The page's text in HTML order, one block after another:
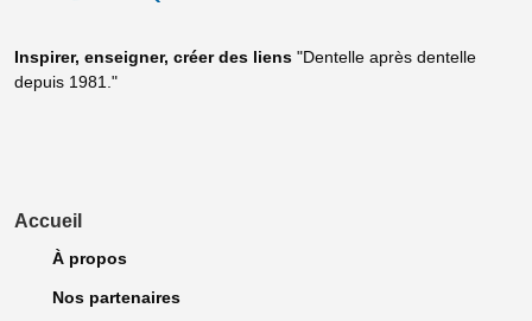
Inspirer, enseigner, créer des liens "Dentelle après dentelle
depuis 1981."
Accueil
À propos
Nos partenaires